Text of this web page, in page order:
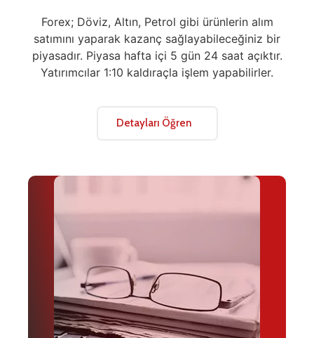
Forex; Döviz, Altın, Petrol gibi ürünlerin alım
satımını yaparak kazanç sağlayabileceğiniz bir
piyasadır. Piyasa hafta içi 5 gün 24 saat açıktır.
Yatırımcılar 1:10 kaldıraçla işlem yapabilirler.
Detayları Öğren